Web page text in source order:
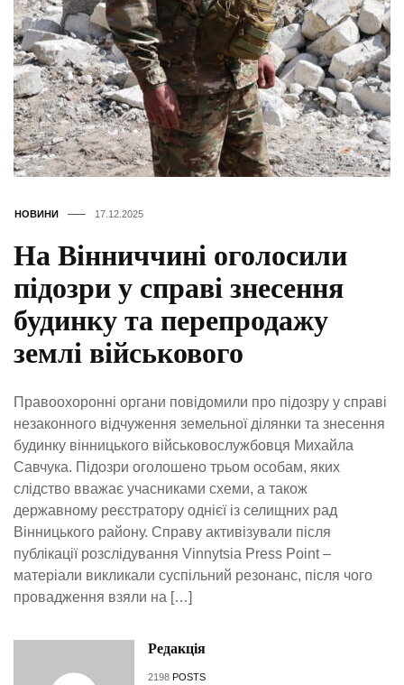
НОВИНИ 17.12.2025
На Вінниччині оголосили
підозри у справі знесення
будинку та перепродажу
землі військового
Правоохоронні органи повідомили про підозру у справі
незаконного відчуження земельної ділянки та знесення
будинку вінницького військовослужбовця Михайла
Савчука. Підозри оголошено трьом особам, яких
слідство вважає учасниками схеми, а також
державному реєстратору однієї із селищних рад
Вінницького району. Справу активізували після
публікації розслідування Vinnytsia Press Point –
матеріали викликали суспільний резонанс, після чого
провадження взяли на […]
Редакція
2198 POSTS